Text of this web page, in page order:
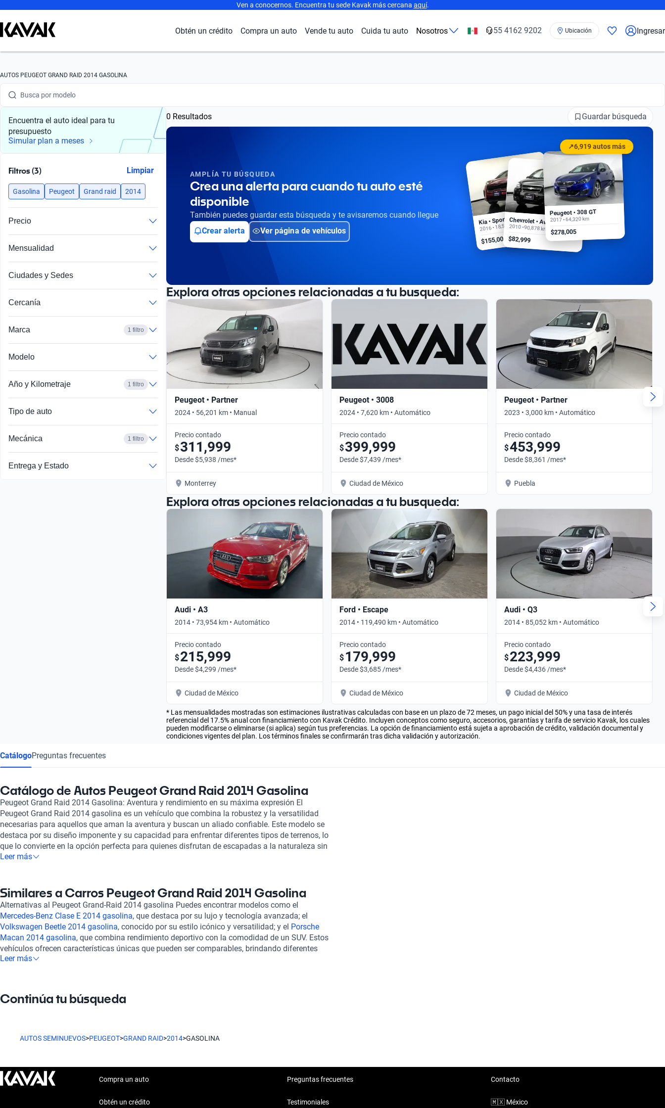
Ven a conocernos. Encuentra tu sede Kavak más cercana aquí.
Obtén un crédito Compra un auto Vende tu auto Cuida tu auto Nosotros 55 4162 9202 Ubicación Ingresar
AUTOS PEUGEOT GRAND RAID 2014 GASOLINA
Busca por marca
Busca por modelo
Busca por versión
Busca por año
Busca por modelo
Busca por año
Encuentra el auto ideal para tu
presupuesto
Simular plan a meses
Filtros (3) Limpiar
Gasolina Peugeot Grand raid 2014
Precio
Mensualidad
Ciudades y Sedes
Cercanía
Marca 1 filtro
Modelo
Año y Kilometraje 1 filtro
Tipo de auto
Mecánica 1 filtro
Entrega y Estado
0 Resultados Guardar búsqueda
AMPLÍA TU BÚSQUEDA
Crea una alerta para cuando tu auto esté
disponible
También puedes guardar esta búsqueda y te avisaremos cuando llegue
Crear alerta
Ver página de vehículos
↗6,919 autos más
Kia • Sportage EX
2016 • 18,500 km
$155,000
Chevrolet • Aveo
2010 • 90,878 km
$82,999
Peugeot • 308 GT
2017 • 64,320 km
$278,005
Explora otras opciones relacionadas a tu busqueda:
Peugeot • Partner
2024 • 56,201 km • Manual
Precio contado
$311,999
Desde $5,938 /mes*
Monterrey
Peugeot • 3008
2024 • 7,620 km • Automático
Precio contado
$399,999
Desde $7,439 /mes*
Ciudad de México
Peugeot • Partner
2023 • 3,000 km • Automático
Precio contado
$453,999
Desde $8,361 /mes*
Puebla
Explora otras opciones relacionadas a tu busqueda:
Audi • A3
2014 • 73,954 km • Automático
Precio contado
$215,999
Desde $4,299 /mes*
Ciudad de México
Ford • Escape
2014 • 119,490 km • Automático
Precio contado
$ 179,999
Desde $3,685 /mes*
Ciudad de México
Audi • Q3
2014 • 85,052 km • Automático
Precio contado
$223,999
Desde $4,436 /mes*
Ciudad de México
* Las mensualidades mostradas son estimaciones ilustrativas calculadas con base en un plazo de 72 meses, un pago inicial del 50% y una tasa de interés
referencial del 17.5% anual con financiamiento con Kavak Crédito. Incluyen conceptos como seguro, accesorios, garantías y tarifa de servicio Kavak, los cuales
pueden modificarse o eliminarse (si aplica) según tus preferencias. La opción de financiamiento está sujeta a aprobación de crédito, validación documental y
condiciones vigentes del plan. Los términos finales se confirmarán tras dicha validación y autorización.
CatálogoPreguntas frecuentes
Catálogo de Autos Peugeot Grand Raid 2014 Gasolina
Peugeot Grand Raid 2014 Gasolina: Aventura y rendimiento en su máxima expresión El
Peugeot Grand Raid 2014 gasolina es un vehículo que combina la robustez y la versatilidad
necesarias para aquellos que aman la aventura y buscan un aliado confiable. Este modelo se
destaca por su diseño imponente y su capacidad para enfrentar diferentes tipos de terrenos, lo
que lo convierte en la opción perfecta para quienes disfrutan de escapadas a la naturaleza sin
sacrificar el confort. Con un motor de gasolina que proporciona potencia y eficiencia, el
sistema de suspensión garantiza un manejo suave, incluso en carretera irregular. Comprar un
Peugeot Grand Raid 2014 gasolina en Kavak es una experiencia que va más allá de lo
convencional. En Kavak, cada vehículo pasa por una inspección rigurosa en más de 240
puntos, asegurando que cada ejemplar esté en óptimo estado mecánico y estético. Además,
ofrecemos opciones de financiamiento flexibles y personalizadas, así como planes de garantía
que se ajustan a tus necesidades específicas. La experiencia de compra es 100% en línea, lo
que permite una navegación sencilla y un proceso ágil. Nuestro compromiso no termina con la
vehículo que cumple con todos tus requisitos y expectativas.
Leer más
Similares a Carros Peugeot Grand Raid 2014 Gasolina
Alternativas al Peugeot Grand-Raid 2014 gasolina Puedes encontrar modelos como el
Mercedes-Benz Clase E 2014 gasolina, que destaca por su lujo y tecnología avanzada; el
Volkswagen Beetle 2014 gasolina, conocido por su estilo icónico y versatilidad; y el Porsche
Macan 2014 gasolina, que combina rendimiento deportivo con la comodidad de un SUV. Estos
vehículos ofrecen características únicas que pueden ser comparables, brindando diferentes
experiencias de conducción y beneficios según tus preferencias.
Leer más
Continúa tu búsqueda
AUTOS SEMINUEVOS>PEUGEOT>GRAND RAID>2014>GASOLINA
Compra un auto
Obtén un crédito
Preguntas frecuentes
Testimoniales
Contacto
🇲🇽 México